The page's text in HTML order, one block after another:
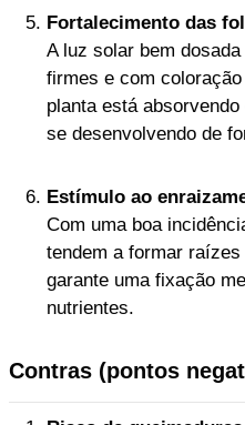
Fortalecimento das
A luz solar bem
firmes e com
planta está
se desenvolvendo de
Estímulo ao
Com uma boa
tendem a formar
garante uma fixação
nutrientes.
Contras (pontos